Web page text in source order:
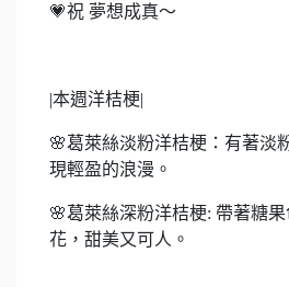
💗祝 夢想成真～
|本週洋桔梗|
🌸葛萊絲淡粉洋桔梗：有著淡
現輕盈的浪漫。
🌸葛萊絲深粉洋桔梗: 帶著糖
花，甜美又可人。